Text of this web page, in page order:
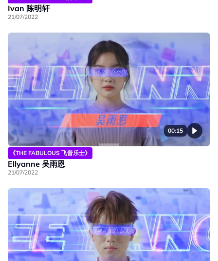
Ivan 陈明轩
21/07/2022
00:15
《THE FABULOUS 飞普乐士》
Ellyanne 吴雨恩
21/07/2022